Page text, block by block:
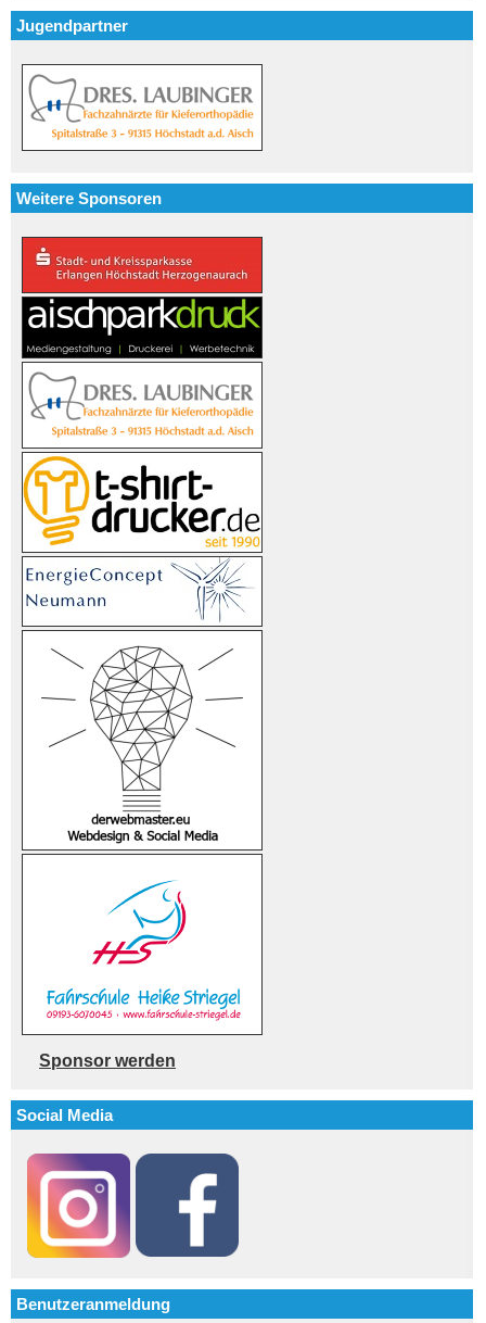
Jugendpartner
Weitere Sponsoren
Sponsor werden
Social Media
Benutzeranmeldung